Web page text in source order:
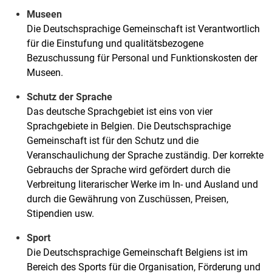
Museen
Die Deutschsprachige Gemeinschaft ist Verantwortlich
für die Einstufung und qualitätsbezogene
Bezuschussung für Personal und Funktionskosten der
Museen.
Schutz der Sprache
Das deutsche Sprachgebiet ist eins von vier
Sprachgebiete in Belgien. Die Deutschsprachige
Gemeinschaft ist für den Schutz und die
Veranschaulichung der Sprache zuständig. Der korrekte
Gebrauchs der Sprache wird gefördert durch die
Verbreitung literarischer Werke im In- und Ausland und
durch die Gewährung von Zuschüssen, Preisen,
Stipendien usw.
Sport
Die Deutschsprachige Gemeinschaft Belgiens ist im
Bereich des Sports für die Organisation, Förderung und